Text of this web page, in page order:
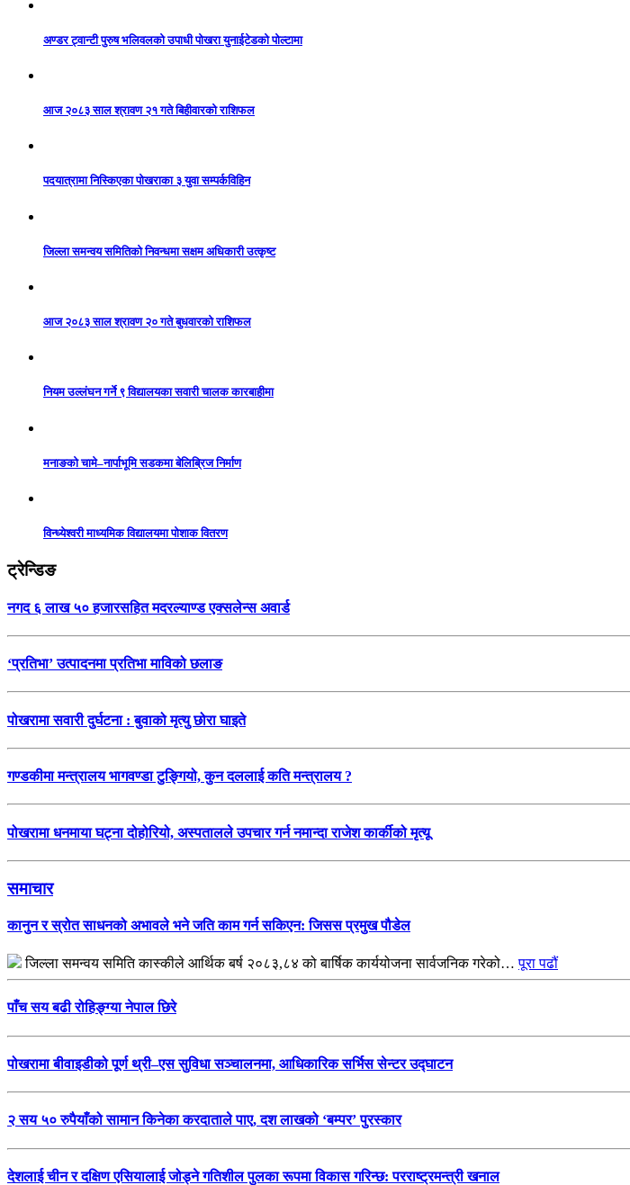
अण्डर ट्वान्टी पुरुष भलिवलको उपाधी पोखरा युनाईटेडको पोल्टामा
आज २०८३ साल श्रावण २१ गते बिहीवारको राशिफल
पदयात्रामा निस्किएका पोखराका ३ युवा सम्पर्कविहिन
जिल्ला समन्वय समितिको निवन्धमा सक्षम अधिकारी उत्कृष्ट
आज २०८३ साल श्रावण २० गते बुधवारको राशिफल
नियम उल्लंघन गर्ने ९ विद्यालयका सवारी चालक कारबाहीमा
मनाङको चामे–नार्पाभूमि सडकमा बेलिब्रिज निर्माण
विन्ध्येश्वरी माध्यमिक विद्यालयमा पोशाक वितरण
ट्रेन्डिङ
नगद ६ लाख ५० हजारसहित मदरल्याण्ड एक्सलेन्स अवार्ड
‘प्रतिभा’ उत्पादनमा प्रतिभा माविको छलाङ
पोखरामा सवारी दुर्घटना : बुवाको मृत्यु छोरा घाइते
गण्डकीमा मन्त्रालय भागवण्डा टुङ्गियो, कुन दललाई कति मन्त्रालय ?
पोखरामा धनमाया घट्ना दोहोरियो, अस्पतालले उपचार गर्न नमान्दा राजेश कार्कीको मृत्यू
समाचार
कानुन र स्रोत साधनको अभावले भने जति काम गर्न सकिएन: जिसस प्रमुख पौडेल
जिल्ला समन्वय समिति कास्कीले आर्थिक बर्ष २०८३,८४ को बार्षिक कार्ययोजना सार्वजनिक गरेको…पूरा पढौं
पाँच सय बढी रोहिङ्ग्या नेपाल छिरे
पोखरामा बीवाइडीको पूर्ण थ्री–एस सुविधा सञ्चालनमा, आधिकारिक सर्भिस सेन्टर उद्घाटन
२ सय ५० रुपैयाँको सामान किनेका करदाताले पाए, दश लाखको ‘बम्पर’ पुरस्कार
देशलाई चीन र दक्षिण एसियालाई जोड्ने गतिशील पुलका रूपमा विकास गरिन्छ: परराष्ट्रमन्त्री खनाल